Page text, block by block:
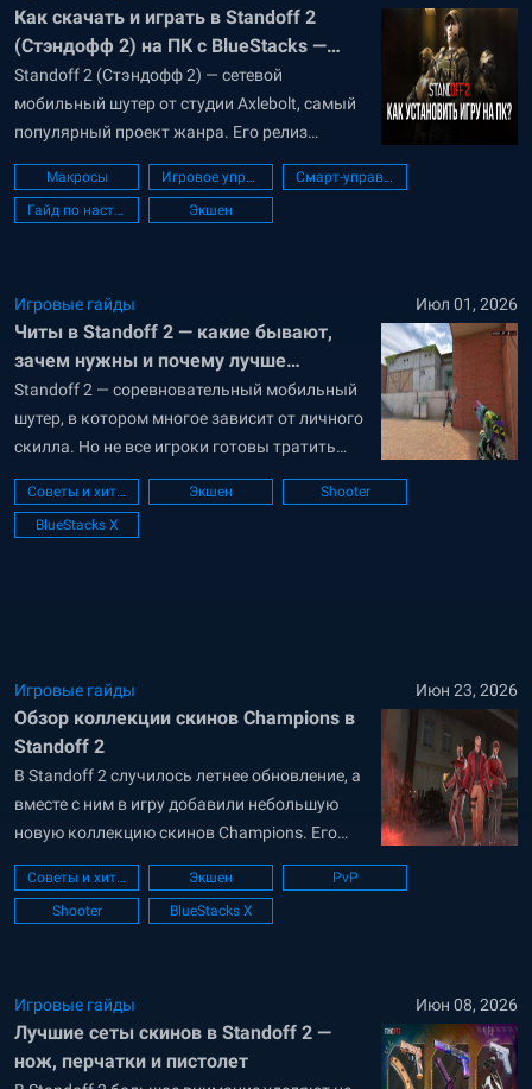
Как скачать и играть в Standoff 2
(Стэндофф 2) на ПК с BlueStacks —
подробный гайд по установке игры
Standoff 2 (Стэндофф 2) — сетевой
мобильный шутер от студии Axlebolt, самый
популярный проект жанра. Его релиз
состоялся в 2017 году, и за это время игру
успели скачать более 100 миллионов
человек. Игровой процесс Standoff 2 сильно
киберспортивными турнирами. Проблема
лишь...
Макросы Игровое управление
Смарт-управление
Гайд по настройке ПК
Экшен
Игровые гайды Июл 01, 2026
Читы в Standoff 2 — какие бывают,
зачем нужны и почему лучше
обойтись без них
Standoff 2 — соревновательный мобильный
шутер, в котором многое зависит от личного
скилла. Но не все игроки готовы тратить
время на тренировку. Некоторые
используют читы — сторонние программы,
которые дают преимущество над другими
Советы и хитрости Экшен
Shooter
BlueStacks X
Игровые гайды Июн 23, 2026
Обзор коллекции скинов Champions в
Standoff 2
В Standoff 2 случилось летнее обновление, а
вместе с ним в игру добавили небольшую
новую коллекцию скинов Champions. Его
основная тематика — футуризм и хай-тек. В
гайде рассмотрим все скины этой коллекции
и расскажем, как их получить. Оружейные
Советы и хитрости Экшен
PvP
Shooter
BlueStacks X
Игровые гайды Июн 08, 2026
Лучшие сеты скинов в Standoff 2 —
нож, перчатки и пистолет